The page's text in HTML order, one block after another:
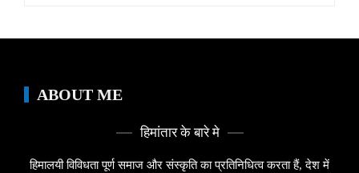
ABOUT ME
हिमांतार के बारे मे
हिमालयी विविधता पूर्ण समाज और संस्कृति का प्रतिनिधित्व करता हैं, देश में